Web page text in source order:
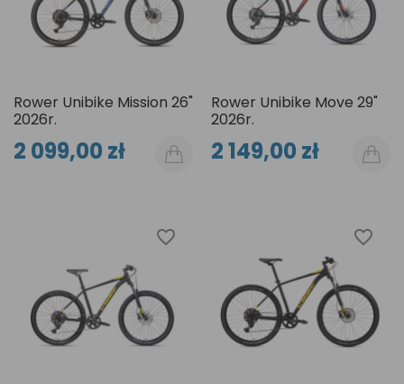
Rower Unibike Mission 26"
2026r.
2 099,00 zł
Rower Unibike Move 29"
2026r.
2 149,00 zł
favorite_border favorite_border